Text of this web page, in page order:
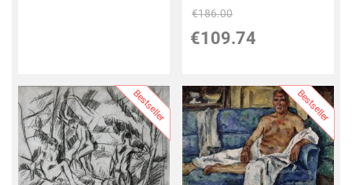
€186.00
€109.74
Bestseller Bestseller